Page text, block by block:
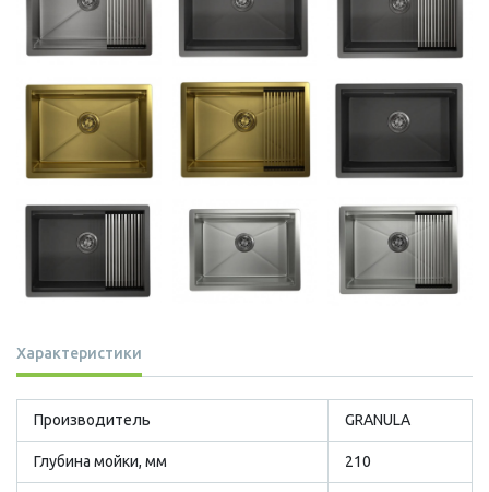
Характеристики
Производитель GRANULA
Глубина мойки, мм 210